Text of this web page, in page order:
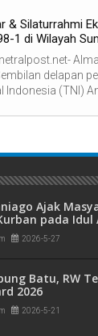
& Silaturrahmi
1 di Wilayah
delapan
(TNI)
Ajak
pada Idul
2026-5-27
Batu, RW
2026
2026-5-21